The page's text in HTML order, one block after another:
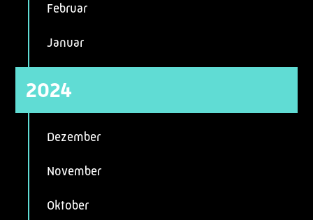
Februar
Januar
2024
Dezember
November
Oktober